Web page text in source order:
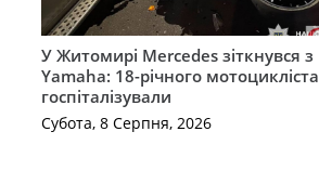
У Житомирі Mercedes зіткнувся з
Yamaha: 18-річного мотоцикліста
госпіталізували
Субота, 8 Серпня, 2026